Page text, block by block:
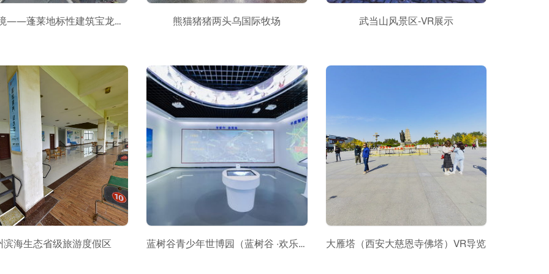
人间仙境——蓬莱地标性建筑宝龙城市广场 熊猫猪猪两头乌国际牧场 武当山风景区-VR展示
滨海生态省级旅游度假区 蓝树谷青少年世博园（蓝树谷 ·欢乐城） 大雁塔（西安大慈恩寺佛塔）VR导览